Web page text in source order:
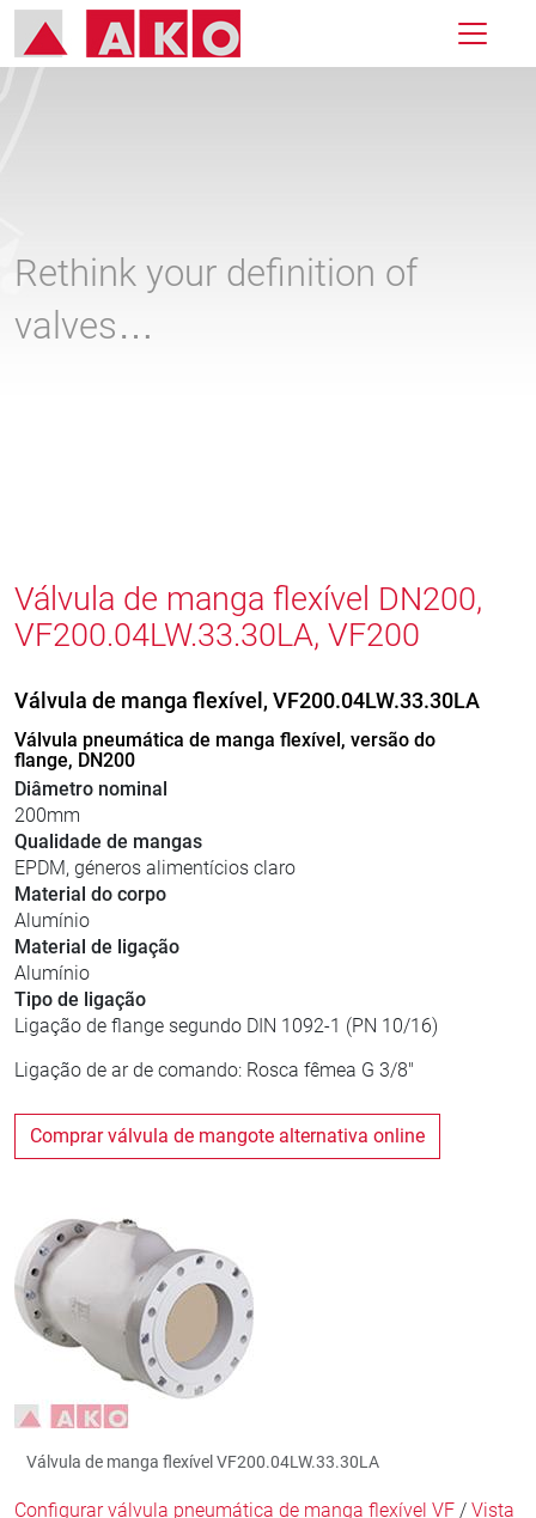
Rethink your definition of
valves…
Válvula de manga flexível DN200,
VF200.04LW.33.30LA, VF200
Válvula de manga flexível, VF200.04LW.33.30LA
Válvula pneumática de manga flexível, versão do
flange, DN200
Diâmetro nominal
200mm
Qualidade de mangas
EPDM, géneros alimentícios claro
Material do corpo
Alumínio
Material de ligação
Alumínio
Tipo de ligação
Ligação de flange segundo DIN 1092-1 (PN 10/16)
Ligação de ar de comando: Rosca fêmea G 3/8"
Comprar válvula de mangote alternativa online
Válvula de manga flexível VF200.04LW.33.30LA
Configurar válvula pneumática de manga flexível VF / Vista